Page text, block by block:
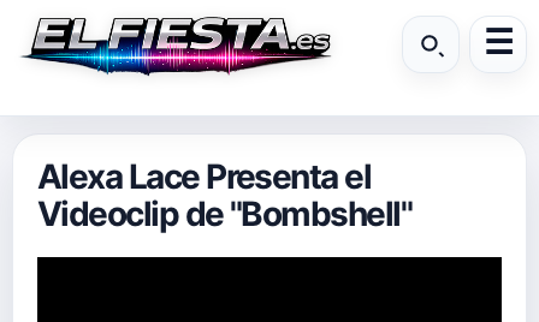
Alexa Lace Presenta el
Videoclip de "Bombshell"